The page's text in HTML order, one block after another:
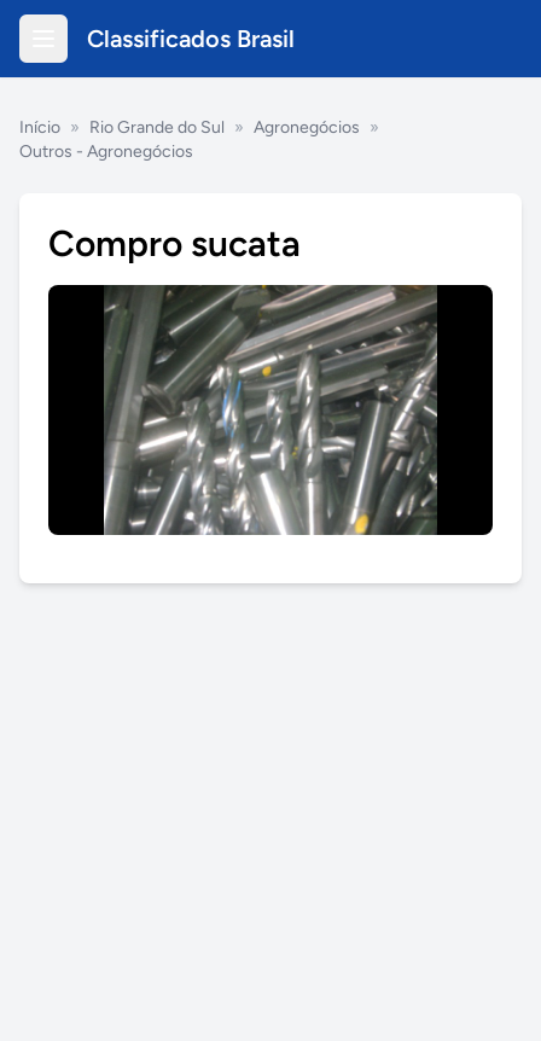
Classificados Brasil
Início » Rio Grande do Sul » Agronegócios »
Outros - Agronegócios
Compro sucata